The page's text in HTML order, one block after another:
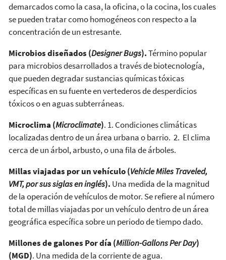
demarcados como la casa, la oficina, o la cocina, los cuales
se pueden tratar como homogéneos con respecto a la
concentración de un estresante.
Microbios diseñados (Designer Bugs).Término popular
para microbios desarrollados a través de biotecnología,
que pueden degradar sustancias químicas tóxicas
específicas en su fuente en vertederos de desperdicios
tóxicos o en aguas subterráneas.
Microclima (Microclimate). 1. Condiciones climáticas
localizadas dentro de un área urbana o barrio. 2. El clima
cerca de un árbol, arbusto, o una fila de árboles.
Millas viajadas por un vehículo (Vehicle Miles Traveled,
VMT, por sus siglas en inglés). Una medida de la magnitud
de la operación de vehículos de motor. Se refiere al número
total de millas viajadas por un vehículo dentro de un área
geográfica específica sobre un periodo de tiempo dado.
Millones de galones Por día (Million-Gallons Per Day)
(MGD). Una medida de la corriente de agua.